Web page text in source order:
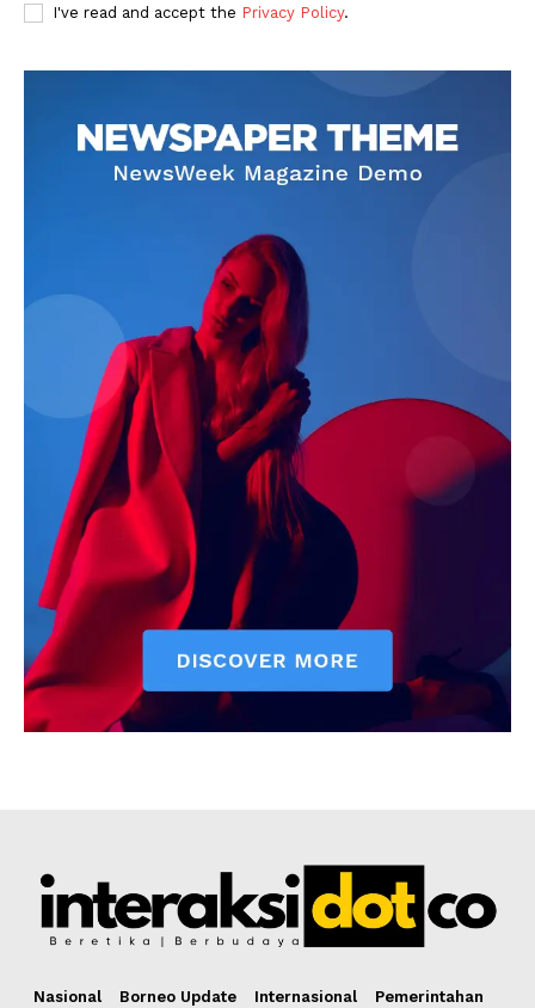
I've read and accept the Privacy Policy.
Nasional Borneo Update Internasional
Pemerintahan